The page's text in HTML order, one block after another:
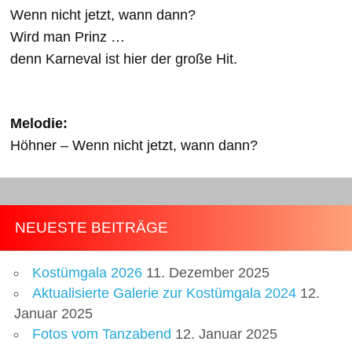
Wenn nicht jetzt, wann dann?
Wird man Prinz …
denn Karneval ist hier der große Hit.
Melodie:
Höhner – Wenn nicht jetzt, wann dann?
NEUESTE BEITRÄGE
Kostümgala 2026 11. Dezember 2025
Aktualisierte Galerie zur Kostümgala 2024 12.
Januar 2025
Fotos vom Tanzabend 12. Januar 2025